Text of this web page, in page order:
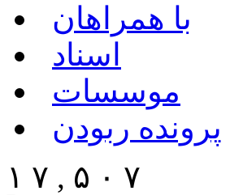
با همراهان
اسناد
موسسات
پرونده ربودن
۱ ۷ , ۵ ۰ ۷